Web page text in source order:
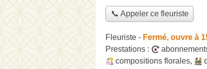
📞 Appeler ce fleuriste
Fleuriste - Fermé, ouvre à
Prestations :
compositions florales,